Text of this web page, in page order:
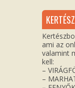
ami az
valamint
kell:
–
–